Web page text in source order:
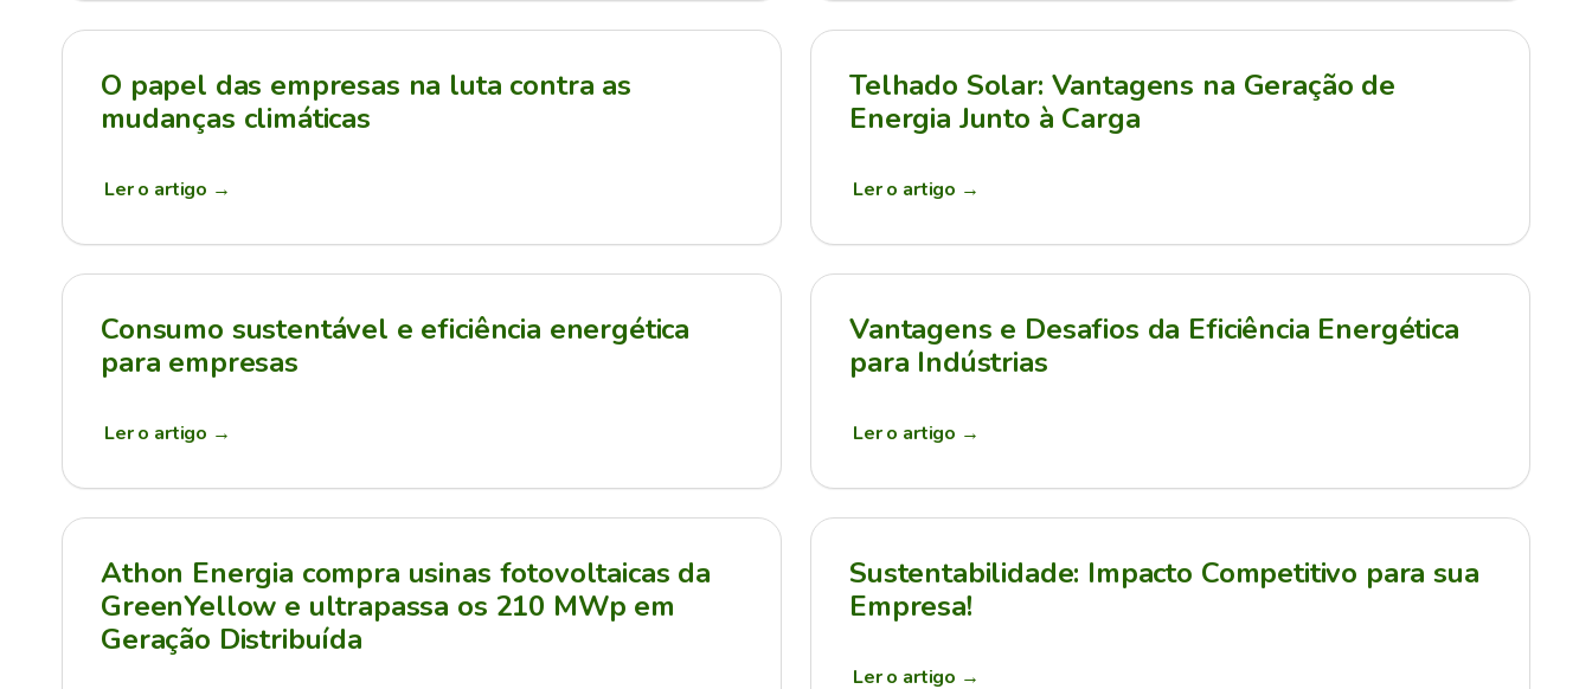
O papel das empresas na luta contra as
mudanças climáticas
Ler o artigo →
Telhado Solar: Vantagens na Geração de
Energia Junto à Carga
Ler o artigo →
Consumo sustentável e eficiência energética
para empresas
Ler o artigo →
Vantagens e Desafios da Eficiência Energética
para Indústrias
Ler o artigo →
Athon Energia compra usinas fotovoltaicas da
GreenYellow e ultrapassa os 210 MWp em
Geração Distribuída
Sustentabilidade: Impacto Competitivo para sua
Empresa!
Ler o artigo →